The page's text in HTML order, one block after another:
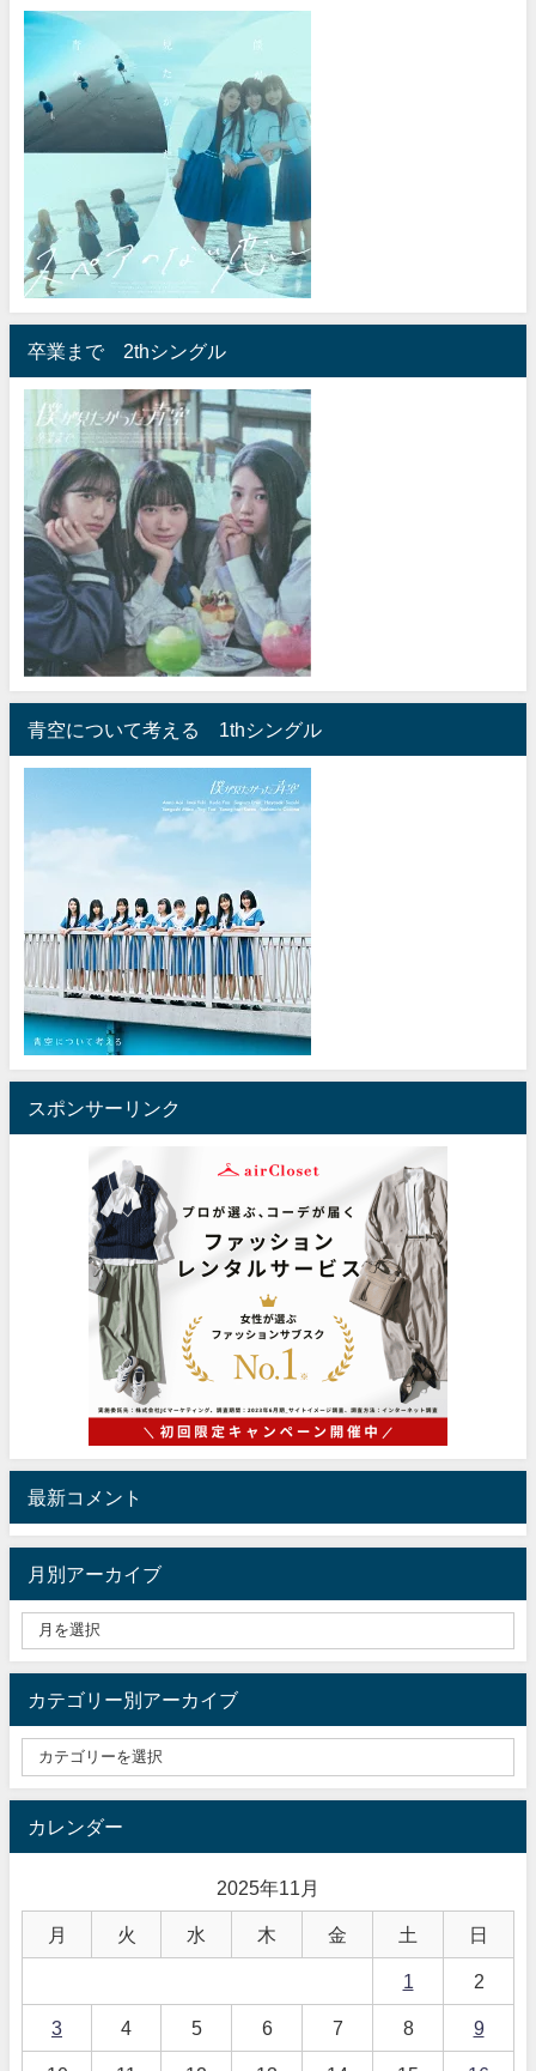
卒業まで 2thシングル
青空について考える 1thシングル
スポンサーリンク
最新コメント
月別アーカイブ
カテゴリー別アーカイブ
カレンダー
2025年11月
月 火 水 木 金 土 日
1 2
3 4 5 6 7 8 9